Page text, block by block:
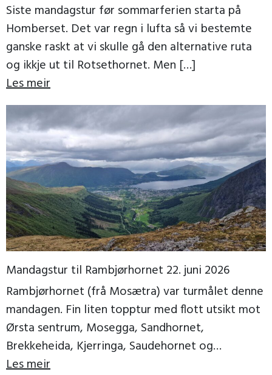
Siste mandagstur før sommarferien starta på
Homberset. Det var regn i lufta så vi bestemte
ganske raskt at vi skulle gå den alternative ruta
og ikkje ut til Rotsethornet. Men […]
Les meir
Mandagstur til Rambjørhornet 22. juni 2026
Rambjørhornet (frå Mosætra) var turmålet denne
mandagen. Fin liten topptur med flott utsikt mot
Ørsta sentrum, Mosegga, Sandhornet,
Brekkeheida, Kjerringa, Saudehornet og
Vassdalstinden. Vi fekk ein fin kveld, til og […]
Les meir